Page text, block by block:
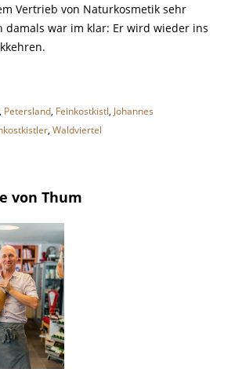
Vertrieb von Naturkosmetik sehr
damals war im klar: Er wird wieder ins
, Petersland, Feinkostkistl, Johannes
, Waldviertel
von Thum